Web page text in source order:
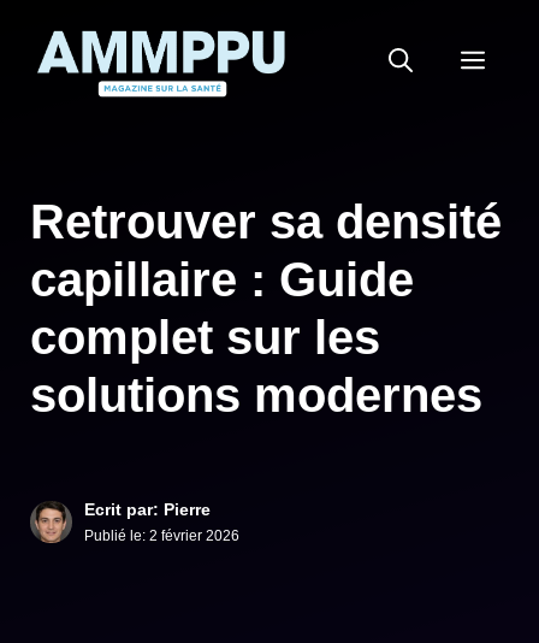
Retrouver sa densité
capillaire : Guide
complet sur les
solutions modernes
Ecrit par: Pierre
Publié le: 2 février 2026